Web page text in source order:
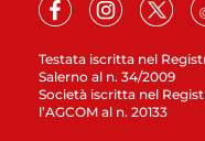
Testata iscritta nel
Salerno al n. 34/2009
Società iscritta nel
l’AGCOM al n. 20133